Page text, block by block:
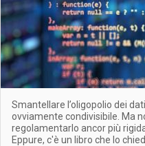
Smantellare l’oligopolio dei
ovviamente condivisibile. Ma
regolamentarlo ancor più
Eppure, c'è un libro che lo